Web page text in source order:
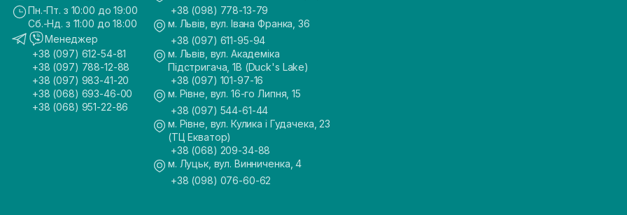
Пн.-Пт. з 10:00 до 19:00
Сб.-Нд. з 11:00 до 18:00
Менеджер
+38 (097) 612-54-81
+38 (097) 788-12-88
+38 (097) 983-41-20
+38 (068) 693-46-00
+38 (068) 951-22-86
+38 (098) 778-13-79
м. Львів, вул. Івана Франка, 36
+38 (097) 611-95-94
м. Львів, вул. Академіка
Підстригача, 1В (Duck's Lake)
+38 (097) 101-97-16
м. Рівне, вул. 16-го Липня, 15
+38 (097) 544-61-44
м. Рівне, вул. Кулика і Гудачека, 23
(ТЦ Екватор)
+38 (068) 209-34-88
м. Луцьк, вул. Винниченка, 4
+38 (098) 076-60-62